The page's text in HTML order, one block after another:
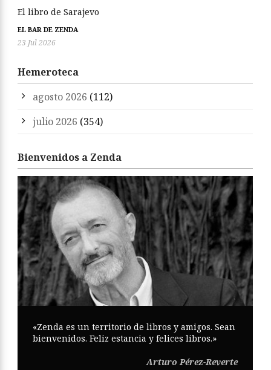
El libro de Sarajevo
EL BAR DE ZENDA
23 Jul 2026
Hemeroteca
agosto 2026 (112)
julio 2026 (354)
Bienvenidos a Zenda
«Zenda es un territorio de libros y amigos. Sean
bienvenidos. Feliz estancia y felices libros.»
Arturo Pérez-Reverte